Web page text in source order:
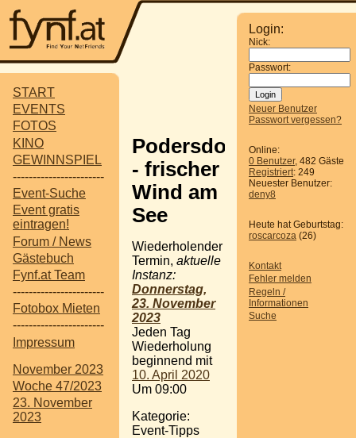
START
EVENTS
FOTOS
KINO
GEWINNSPIEL
-----------------------
Event-Suche
Event gratis
eintragen!
Forum / News
Gästebuch
Fynf.at Team
-----------------------
Fotobox Mieten
-----------------------
Impressum
November 2023
Woche 47/2023
23. November
2023
Login:
Nick:
Passwort:
Neuer Benutzer
Passwort vergessen?
Online:
0 Benutzer, 482 Gäste
Registriert: 249
Neuester Benutzer:
deny8
Heute hat Geburtstag:
roscarcoza (26)
Kontakt
Fehler melden
Regeln /
Informationen
Suche
Podersdorf
- frischer
Wind am
See
Wiederholender
Termin, aktuelle
Instanz:
Donnerstag,
23. November
2023
Jeden Tag
Wiederholung
beginnend mit
10. April 2020
Um 09:00
Kategorie:
Event-Tipps